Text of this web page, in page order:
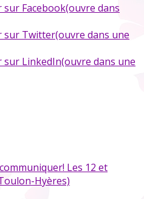
Facebook(ouvre dans
Twitter(ouvre dans une
LinkedIn(ouvre dans une
Les 12 et
Hyères)